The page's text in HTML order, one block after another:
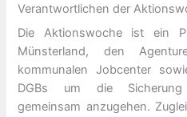
Verantwortlichen der
Die Aktionswoche ist ein
Münsterland, den
kommunalen Jobcenter
DGBs um die Sicherung
gemeinsam anzugehen.